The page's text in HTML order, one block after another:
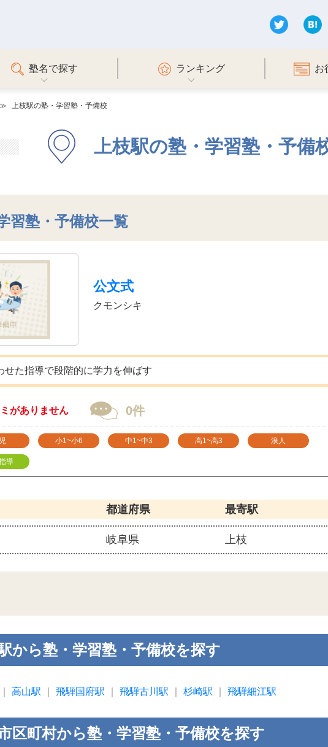
塾名で探す ランキング お
上枝駅の塾・学習塾・予備校
上枝駅の塾・学習塾・予備
習塾・予備校一覧
公文式
クモンシキ
せた指導で段階的に学力を伸ばす
がありません 0件
小1~小6 中1~中3 高1~高3 浪人
導
都道府県 最寄駅
岐阜県 上枝
から塾・学習塾・予備校を探す
高山駅 飛騨国府駅 飛騨古川駅 杉崎駅 飛騨細江駅
区町村から塾・学習塾・予備校を探す